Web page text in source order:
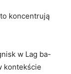
​koncentrują
w Lag ba-
kontekście‌